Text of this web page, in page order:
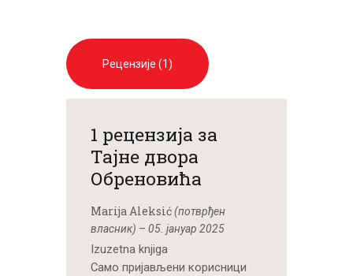
Рецензије (1)
1 рецензија за
Тајне дворa
Обреновићa
Marija Aleksić(потврђен
власник) – 05. јануар 2025
Izuzetna knjiga
Само пријављени корисници